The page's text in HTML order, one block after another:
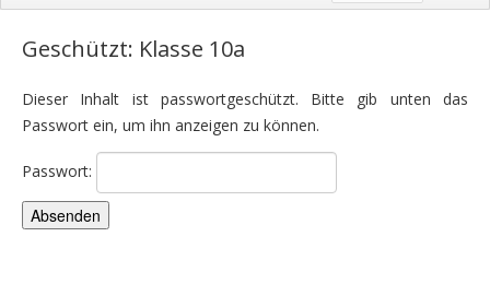
Links
Kontakt
Impressum
mit Motorrädern durch Slowenien
Kajakfahren in Polen
Geschützt: Klasse 10a
Dieser Inhalt ist passwortgeschützt. Bitte gib unten das
Passwort ein, um ihn anzeigen zu können.
Passwort: